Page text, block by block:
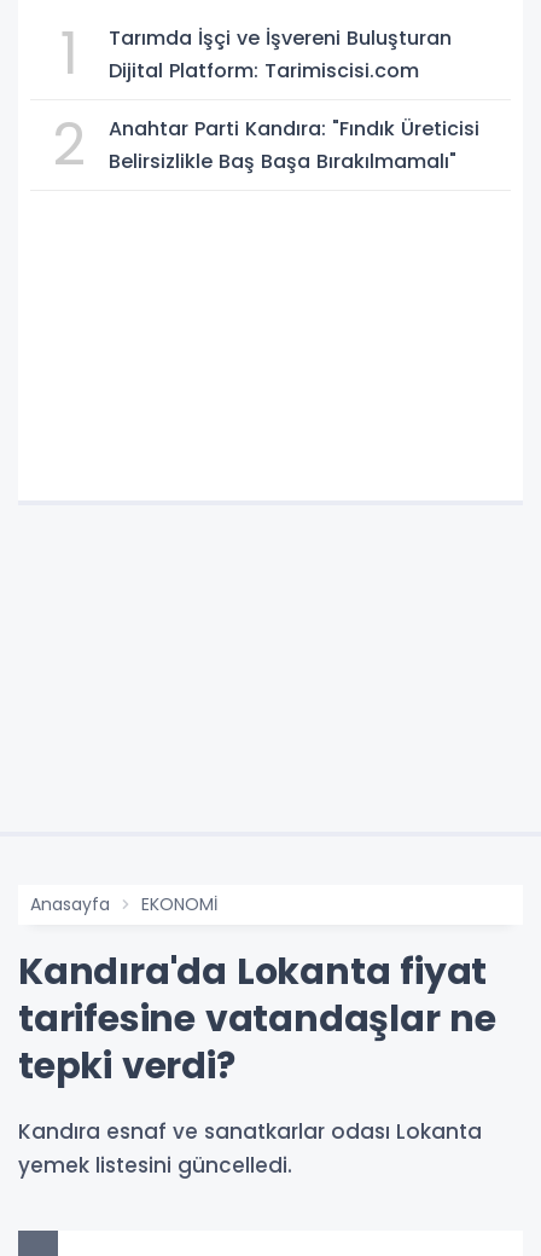
1
Tarımda İşçi ve İşvereni Buluşturan
Dijital Platform: Tarimiscisi.com
2
Anahtar Parti Kandıra: "Fındık Üreticisi
Belirsizlikle Baş Başa Bırakılmamalı"
Anasayfa EKONOMİ
Kandıra'da Lokanta fiyat
tarifesine vatandaşlar ne
tepki verdi?
Kandıra esnaf ve sanatkarlar odası Lokanta
yemek listesini güncelledi.